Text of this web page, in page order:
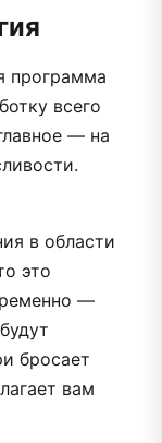
программа
всего
— на
в области
это
—
бросает
вам